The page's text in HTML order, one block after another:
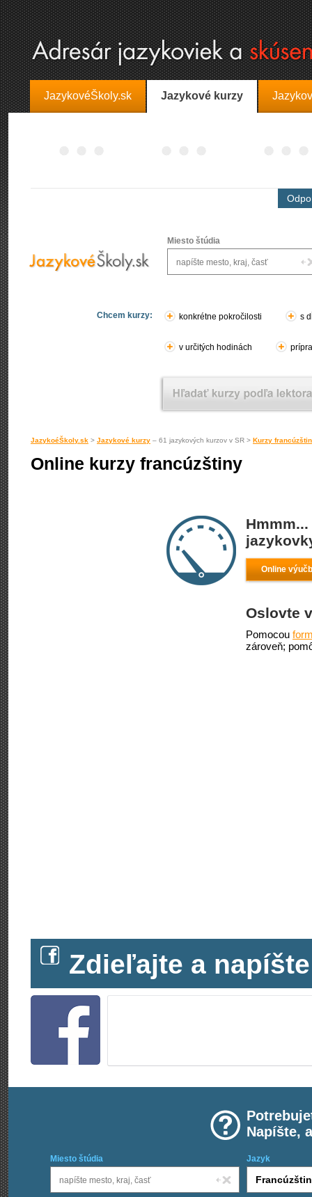
JazykovéŠkoly.sk Jazykové kurzy
Miesto štúdia
Chcem kurzy: konkrétne pokročilosti s
v určitých hodinách
JazykoéŠkoly.sk > Jazykové kurzy – 61 jazykových kurzov v SR > Kurzy
Online kurzy francúzštiny
Online
Oslovte
Pomocou
zároveň;
Zdieľajte a
Napíšte,
Miesto štúdia Jazyk